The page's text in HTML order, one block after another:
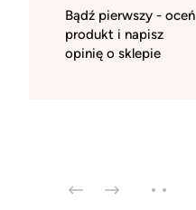
Bądź pierwszy - oceń
produkt i napisz
opinię o sklepie